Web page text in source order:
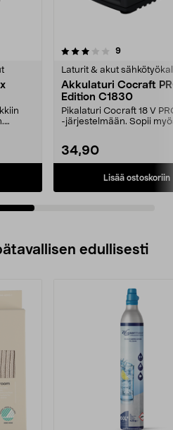
9arvostelut
Laturit & akut
Akkulaturi Cocraft
Edition C1830
Pikalaturi Cocraft 18 V
-järjestelmään. Sopii
34,90
Lisää ostoskoriin
5.0viidestä
edullisesti